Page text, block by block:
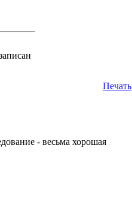
Печать
- весьма хорошая